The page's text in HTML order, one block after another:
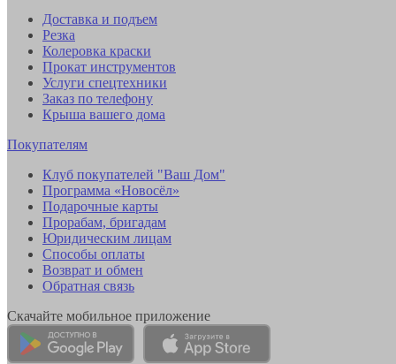
Доставка и подъем
Резка
Колеровка краски
Прокат инструментов
Услуги спецтехники
Заказ по телефону
Крыша вашего дома
Покупателям
Клуб покупателей "Ваш Дом"
Программа «Новосёл»
Подарочные карты
Прорабам, бригадам
Юридическим лицам
Способы оплаты
Возврат и обмен
Обратная связь
Скачайте мобильное приложение